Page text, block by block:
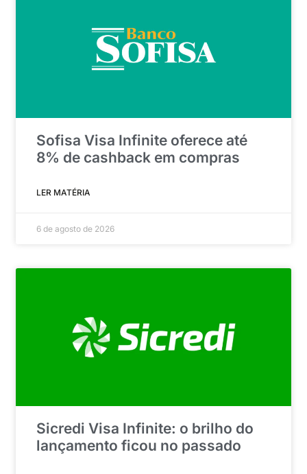
Sofisa Visa Infinite oferece até
8% de cashback em compras
LER MATÉRIA
6 de agosto de 2026
Sicredi Visa Infinite: o brilho do
lançamento ficou no passado